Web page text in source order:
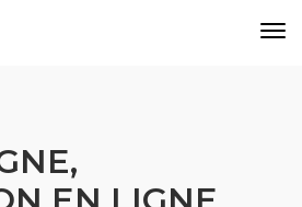
Mission
Training?